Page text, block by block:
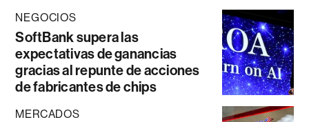
NEGOCIOS
SoftBank supera las
expectativas de ganancias
gracias al repunte de acciones
de fabricantes de chips
MERCADOS